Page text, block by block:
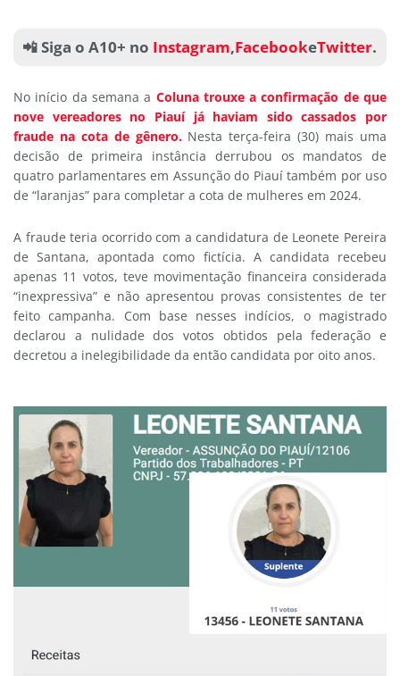
📲 Siga o A10+ no Instagram,FacebookeTwitter.
No início da semana a Coluna trouxe a confirmação de que
nove vereadores no Piauí já haviam sido cassados por
fraude na cota de gênero.Nesta terça-feira (30) mais uma
decisão de primeira instância derrubou os mandatos de
quatro parlamentares em Assunção do Piauí também por uso
de “laranjas” para completar a cota de mulheres em 2024.
A fraude teria ocorrido com a candidatura de Leonete Pereira
de Santana, apontada como fictícia. A candidata recebeu
apenas 11 votos, teve movimentação financeira considerada
“inexpressiva” e não apresentou provas consistentes de ter
feito campanha. Com base nesses indícios, o magistrado
declarou a nulidade dos votos obtidos pela federação e
decretou a inelegibilidade da então candidata por oito anos.